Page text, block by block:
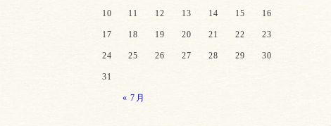
« 7月
10 11 12 13 14 15 16
17 18 19 20 21 22 23
24 25 26 27 28 29 30
31